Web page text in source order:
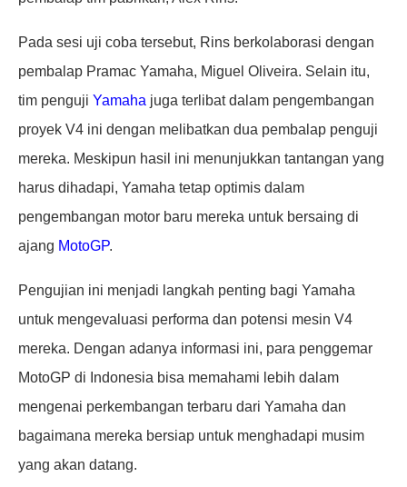
Pada sesi uji coba tersebut, Rins berkolaborasi dengan
pembalap Pramac Yamaha, Miguel Oliveira. Selain itu,
tim penguji Yamaha juga terlibat dalam pengembangan
proyek V4 ini dengan melibatkan dua pembalap penguji
mereka. Meskipun hasil ini menunjukkan tantangan yang
harus dihadapi, Yamaha tetap optimis dalam
pengembangan motor baru mereka untuk bersaing di
ajang MotoGP.
Pengujian ini menjadi langkah penting bagi Yamaha
untuk mengevaluasi performa dan potensi mesin V4
mereka. Dengan adanya informasi ini, para penggemar
MotoGP di Indonesia bisa memahami lebih dalam
mengenai perkembangan terbaru dari Yamaha dan
bagaimana mereka bersiap untuk menghadapi musim
yang akan datang.